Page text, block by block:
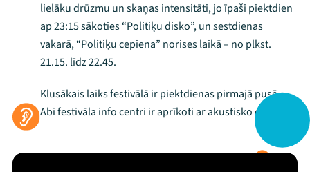
Mana programma
Programma
Arhīvs
Viņi bija LAMPĀ 2026
lielāku drūzmu un skaņas intensitāti, jo īpaši piektdien
ap 23:15 sākoties “Politiķu disko”, un sestdienas
vakarā, “Politiķu cepiena” norises laikā – no plkst.
21.15. līdz 22.45.
Klusākais laiks festivālā ir piektdienas pirmajā pusē.
Abi festivāla info centri ir aprīkoti ar akustisko cilpu.